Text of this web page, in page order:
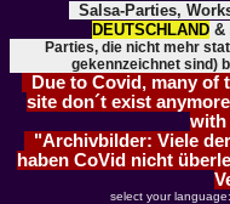
Salsa-Parties,
DEUTSCHLAND &
Parties, die nicht mehr
gekennzeichnet sind)
Due to Covid, many of
site don´t exist
with
"Archivbilder: Viele
haben CoVid nicht
select your